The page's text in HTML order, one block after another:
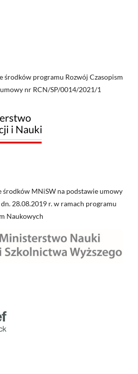
środków programu Rozwój Czasopism
nr RCN/SP/0014/2021/1
środków MNiSW na podstawie umowy
28.08.2019 r. w ramach programu
Naukowych